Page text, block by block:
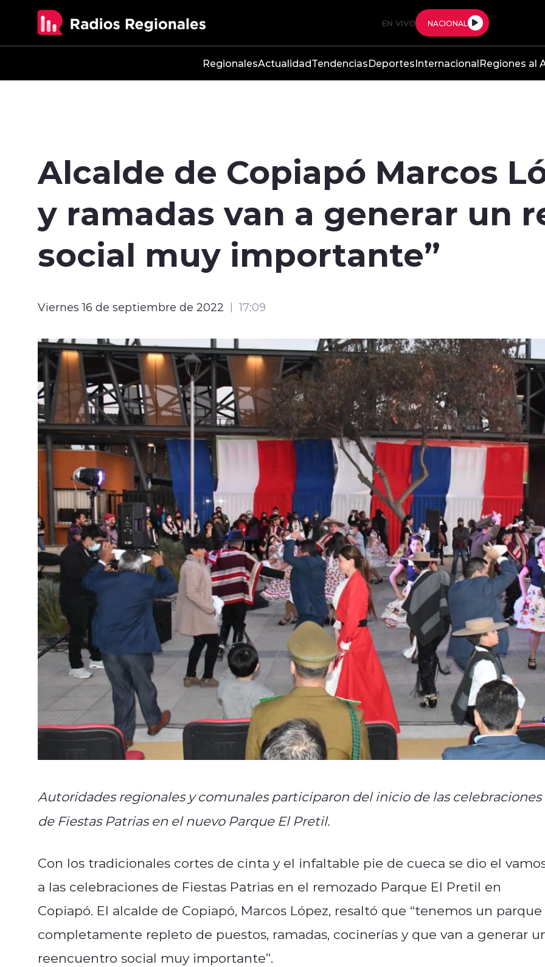
EN VIVO NACIONAL
RegionalesActualidadTendenciasDeportesInternacionalRegiones al
Alcalde de Copiapó Marcos
y ramadas van a generar un
social muy importante”
Viernes 16 de septiembre de 2022 17:09
Autoridades regionales y comunales participaron del inicio de las celebraciones
de Fiestas Patrias en el nuevo Parque El Pretil.
Con los tradicionales cortes de cinta y el infaltable pie de cueca se dio el
a las celebraciones de Fiestas Patrias en el remozado Parque El Pretil en
Copiapó. El alcalde de Copiapó, Marcos López, resaltó que “tenemos un parque
completamente repleto de puestos, ramadas, cocinerías y que van a generar
reencuentro social muy importante”.